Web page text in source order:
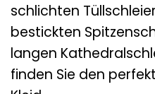
schlichten
bestickten
langen
finden Sie den